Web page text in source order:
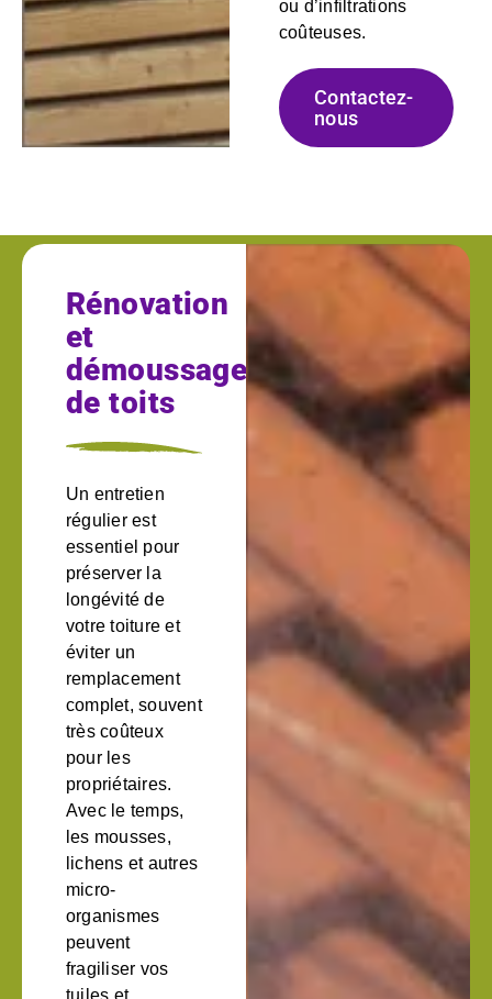
ou d’infiltrations
coûteuses.
Contactez-
nous
Rénovation
et
démoussage
de toits
Un entretien
régulier est
essentiel pour
préserver la
longévité de
votre toiture et
éviter un
remplacement
complet, souvent
très coûteux
pour les
propriétaires.
Avec le temps,
les mousses,
lichens et autres
micro-
organismes
peuvent
fragiliser vos